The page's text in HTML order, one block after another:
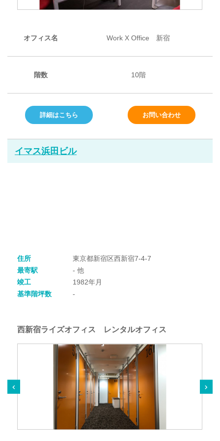
オフィス名 Work X Office 新宿
階数 10階
詳細はこちら お問い合わせ
イマス浜田ビル
住所
東京都新宿区西新宿7-4-7
最寄駅
- 他
竣工
1982年月
基準階坪数
-
西新宿ライズオフィス レンタルオフィス